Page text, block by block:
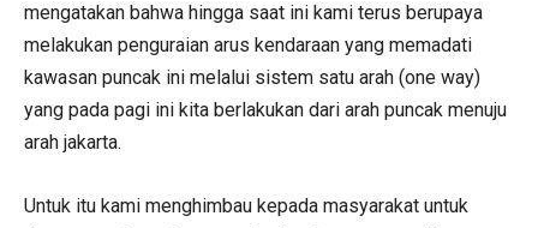
mengatakan bahwa hingga saat ini kami terus berupaya
melakukan penguraian arus kendaraan yang memadati
kawasan puncak ini melalui sistem satu arah (one way)
yang pada pagi ini kita berlakukan dari arah puncak menuju
arah jakarta.
Untuk itu kami menghimbau kepada masyarakat untuk